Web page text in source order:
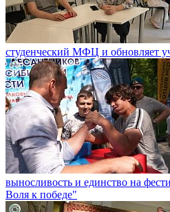
студенческий МФЦ и обновляет
выносливость и единство на
Воля к победе"